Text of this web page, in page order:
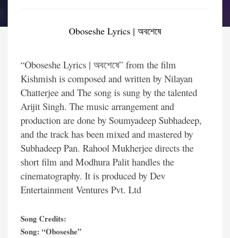
Oboseshe Lyrics | অবশেষে
“Oboseshe Lyrics | অবশেষে” from the film
Kishmish is composed and written by Nilayan
Chatterjee and The song is sung by the talented
Arijit Singh. The music arrangement and
production are done by Soumyadeep Subhadeep,
and the track has been mixed and mastered by
Subhadeep Pan. Rahool Mukherjee directs the
short film and Modhura Palit handles the
cinematography. It is produced by Dev
Entertainment Ventures Pvt. Ltd
Song Credits:
Song: “Oboseshe”